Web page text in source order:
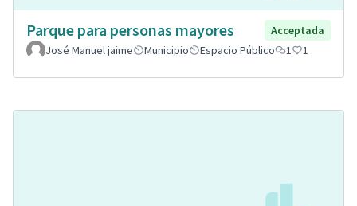
Parque para personas mayores
Acceptada
José Manuel jaime
Municipio Espacio Público 1 1